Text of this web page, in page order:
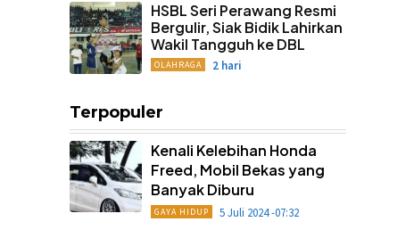
HSBL Seri Perawang Resmi
Bergulir, Siak Bidik Lahirkan
Wakil Tangguh ke DBL
OLAHRAGA 2 hari
Terpopuler
Kenali Kelebihan Honda
Freed, Mobil Bekas yang
Banyak Diburu
GAYA HIDUP 5 Juli 2024 -07:32